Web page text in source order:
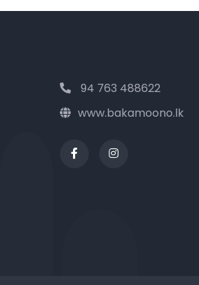
94 763 488622
www.bakamoono.lk